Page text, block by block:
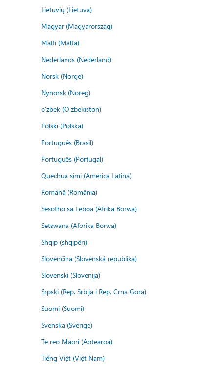
Lietuvių (Lietuva)
Magyar (Magyarország)
Malti (Malta)
Nederlands (Nederland)
Norsk (Norge)
Nynorsk (Noreg)
o'zbek (O'zbekiston)
Polski (Polska)
Português (Brasil)
Português (Portugal)
Quechua simi (America Latina)
Română (România)
Sesotho sa Leboa (Afrika Borwa)
Setswana (Aforika Borwa)
Shqip (shqipëri)
Slovenčina (Slovenská republika)
Slovenski (Slovenija)
Srpski (Rep. Srbija i Rep. Crna Gora)
Suomi (Suomi)
Svenska (Sverige)
Te reo Māori (Aotearoa)
Tiếng Việt (Việt Nam)